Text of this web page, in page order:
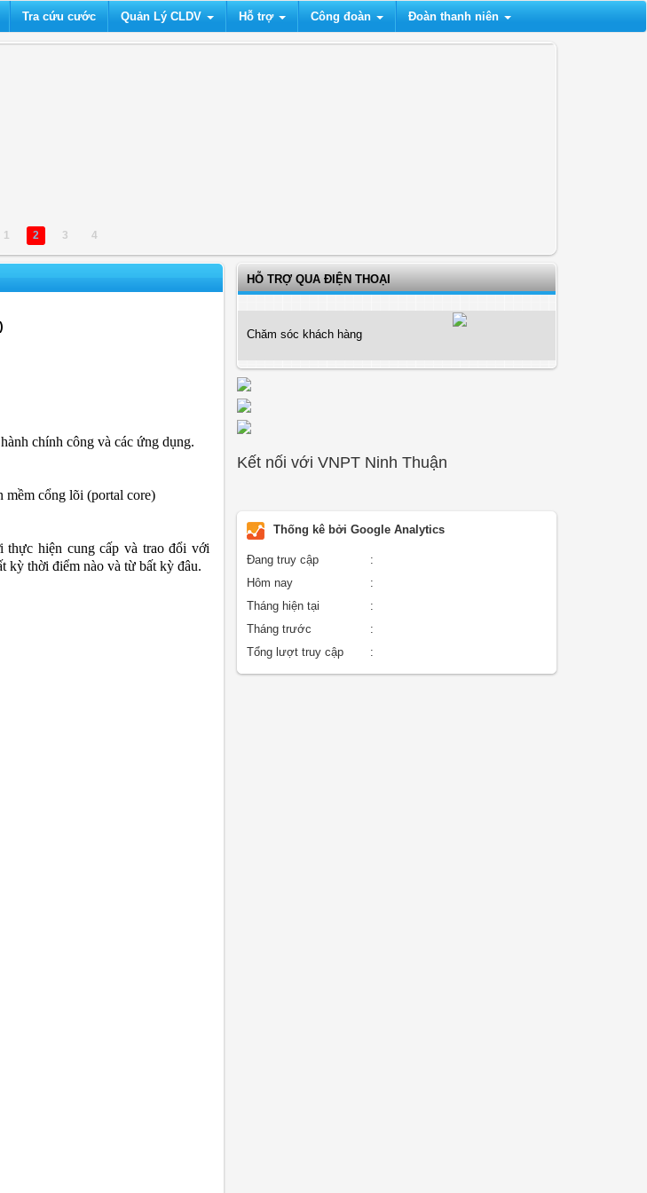
Tra cứu cước Quản Lý CLDV Hỗ trợ Công đoàn Đoàn thanh niên
1 2 3 4
chính công và các ứng dụng.
mềm cổng lõi (portal core)
hiện cung cấp và trao đổi với
kỳ thời điểm nào và từ bất kỳ đâu.
HỖ TRỢ QUA ĐIỆN THOẠI
Chăm sóc khách hàng
Kết nối với VNPT Ninh Thuận
Thống kê bởi Google Analytics
Đang truy cập
:
Hôm nay
:
Tháng hiện tại
:
Tháng trước
:
Tổng lượt truy cập
: